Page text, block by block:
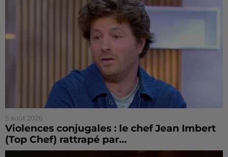
5 août 2026
Violences conjugales : le chef Jean Imbert
(Top Chef) rattrapé par...